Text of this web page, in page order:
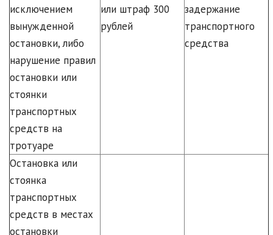
исключением
вынужденной
остановки, либо
нарушение правил
остановки или
стоянки
транспортных
средств на
тротуаре
или штраф 300
рублей
задержание
транспортного
средства
Остановка или
стоянка
транспортных
средств в местах
остановки